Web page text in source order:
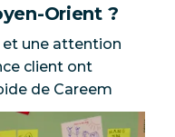
Orient ?
et une attention
client ont
de Careem
et le